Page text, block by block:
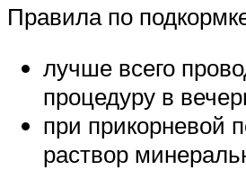
Правила по
лучше всего
процедуру в
при прикорневой
раствор